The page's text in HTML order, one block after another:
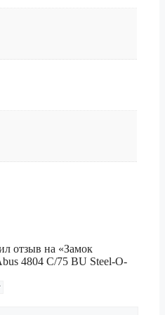
отзыв на «Замок
4804 C/75 BU Steel-O-